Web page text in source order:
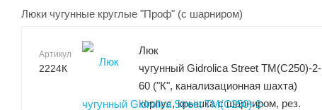
Люки чугунные круглые "Проф" (с шарниром)
Артикул
2224К
Люк
чугунный Gidrolica Street ТМ(С250)-2-
60 ("К", канализационная шахта)
корпус, крышка с шарниром, рез.